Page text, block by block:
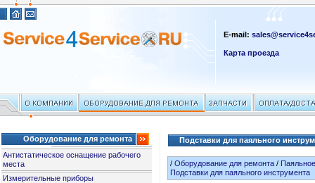
E-mail:
Карта проезда
Оборудование для ремонта
Антистатическое оснащение рабочего
места
Измерительные приборы
Подставки для паяльного
/Оборудование для ремонта /
Подставки для паяльного инструмента